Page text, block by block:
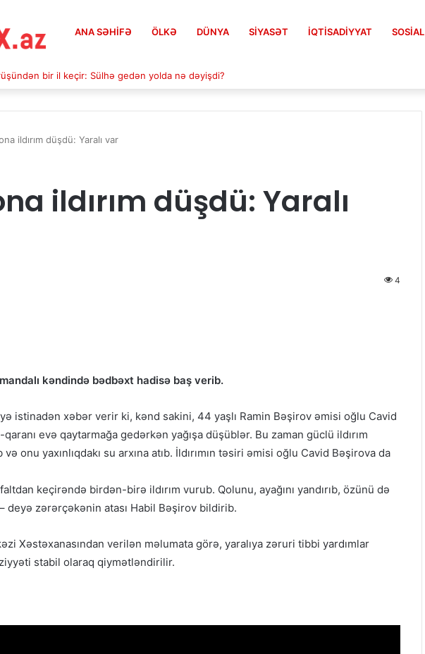
ANA SƏHIFƏ ÖLKƏ DÜNYA SIYASƏT İQTISADIYYAT SOSIAL
bir il keçir: Sülhə gedən yolda nə dəyişdi?
ildırım düşdü: Yaralı var
ildırım düşdü: Yaralı
4
kəndində bədbəxt hadisə baş verib.
istinadən xəbər verir ki, kənd sakini, 44 yaşlı Ramin Bəşirov əmisi oğlu Cavid
evə qaytarmağa gedərkən yağışa düşüblər. Bu zaman güclü ildırım
onu yaxınlıqdakı su arxına atıb. İldırımın təsiri əmisi oğlu Cavid Bəşirova da
keçirəndə birdən-birə ildırım vurub. Qolunu, ayağını yandırıb, özünü də
– deyə zərərçəkənin atası Habil Bəşirov bildirib.
Xəstəxanasından verilən məlumata görə, yaralıya zəruri tibbi yardımlar
stabil olaraq qiymətləndirilir.